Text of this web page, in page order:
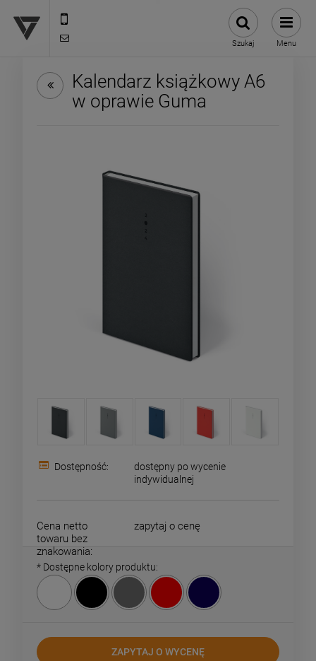
Szukaj Menu
Kalendarz książkowy A6
w oprawie Guma
Dostępność:
dostępny po wycenie
indywidualnej
Cena netto
towaru bez
znakowania:
zapytaj o cenę
* Dostępne kolory produktu:
ZAPYTAJ O WYCENĘ